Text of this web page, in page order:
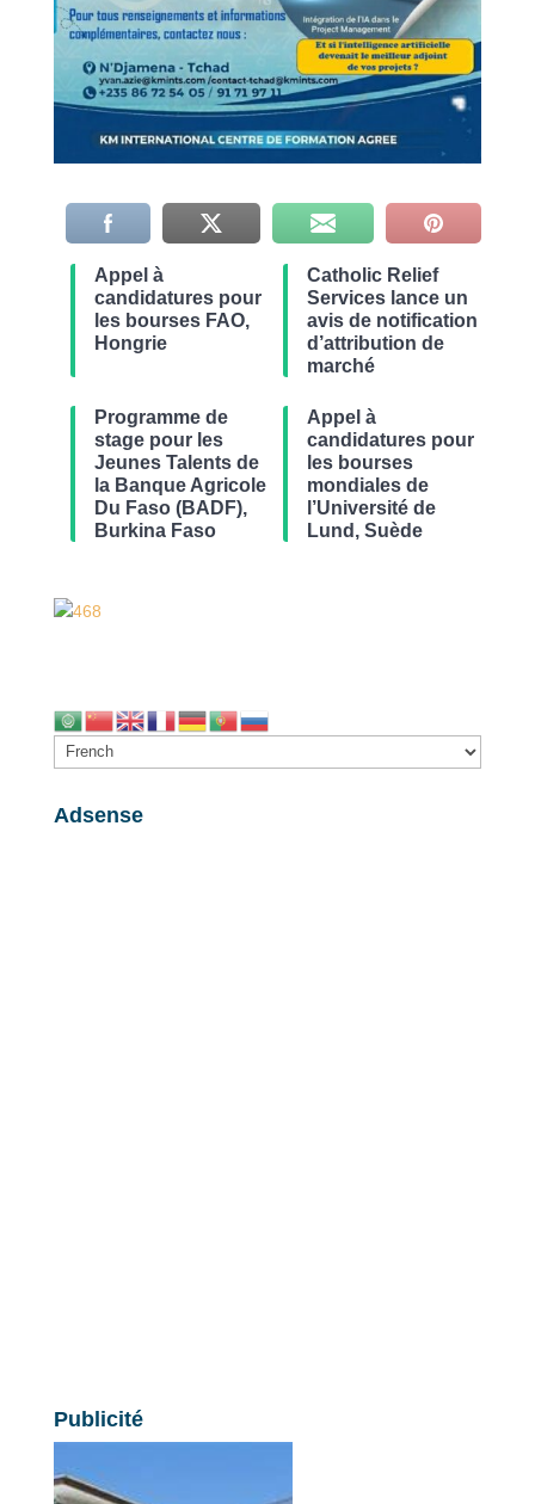
Appel à
candidatures pour
les bourses FAO,
Hongrie
Catholic Relief
Services lance un
avis de notification
d’attribution de
marché
Programme de
stage pour les
Jeunes Talents de
la Banque Agricole
Du Faso (BADF),
Burkina Faso
Appel à
candidatures pour
les bourses
mondiales de
l’Université de
Lund, Suède
Adsense
Publicité